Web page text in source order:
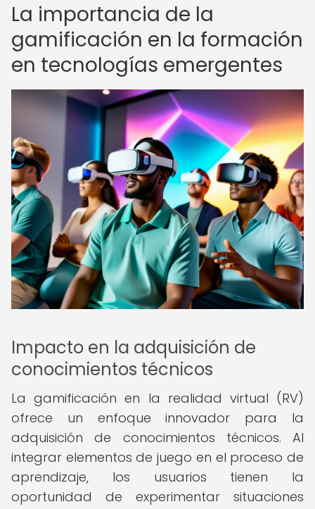
La importancia de la
gamificación en la formación
en tecnologías emergentes
Impacto en la adquisición de
conocimientos técnicos
La gamificación en la realidad virtual (RV)
ofrece un enfoque innovador para la
adquisición de conocimientos técnicos. Al
integrar elementos de juego en el proceso de
aprendizaje, los usuarios tienen la
oportunidad de experimentar situaciones